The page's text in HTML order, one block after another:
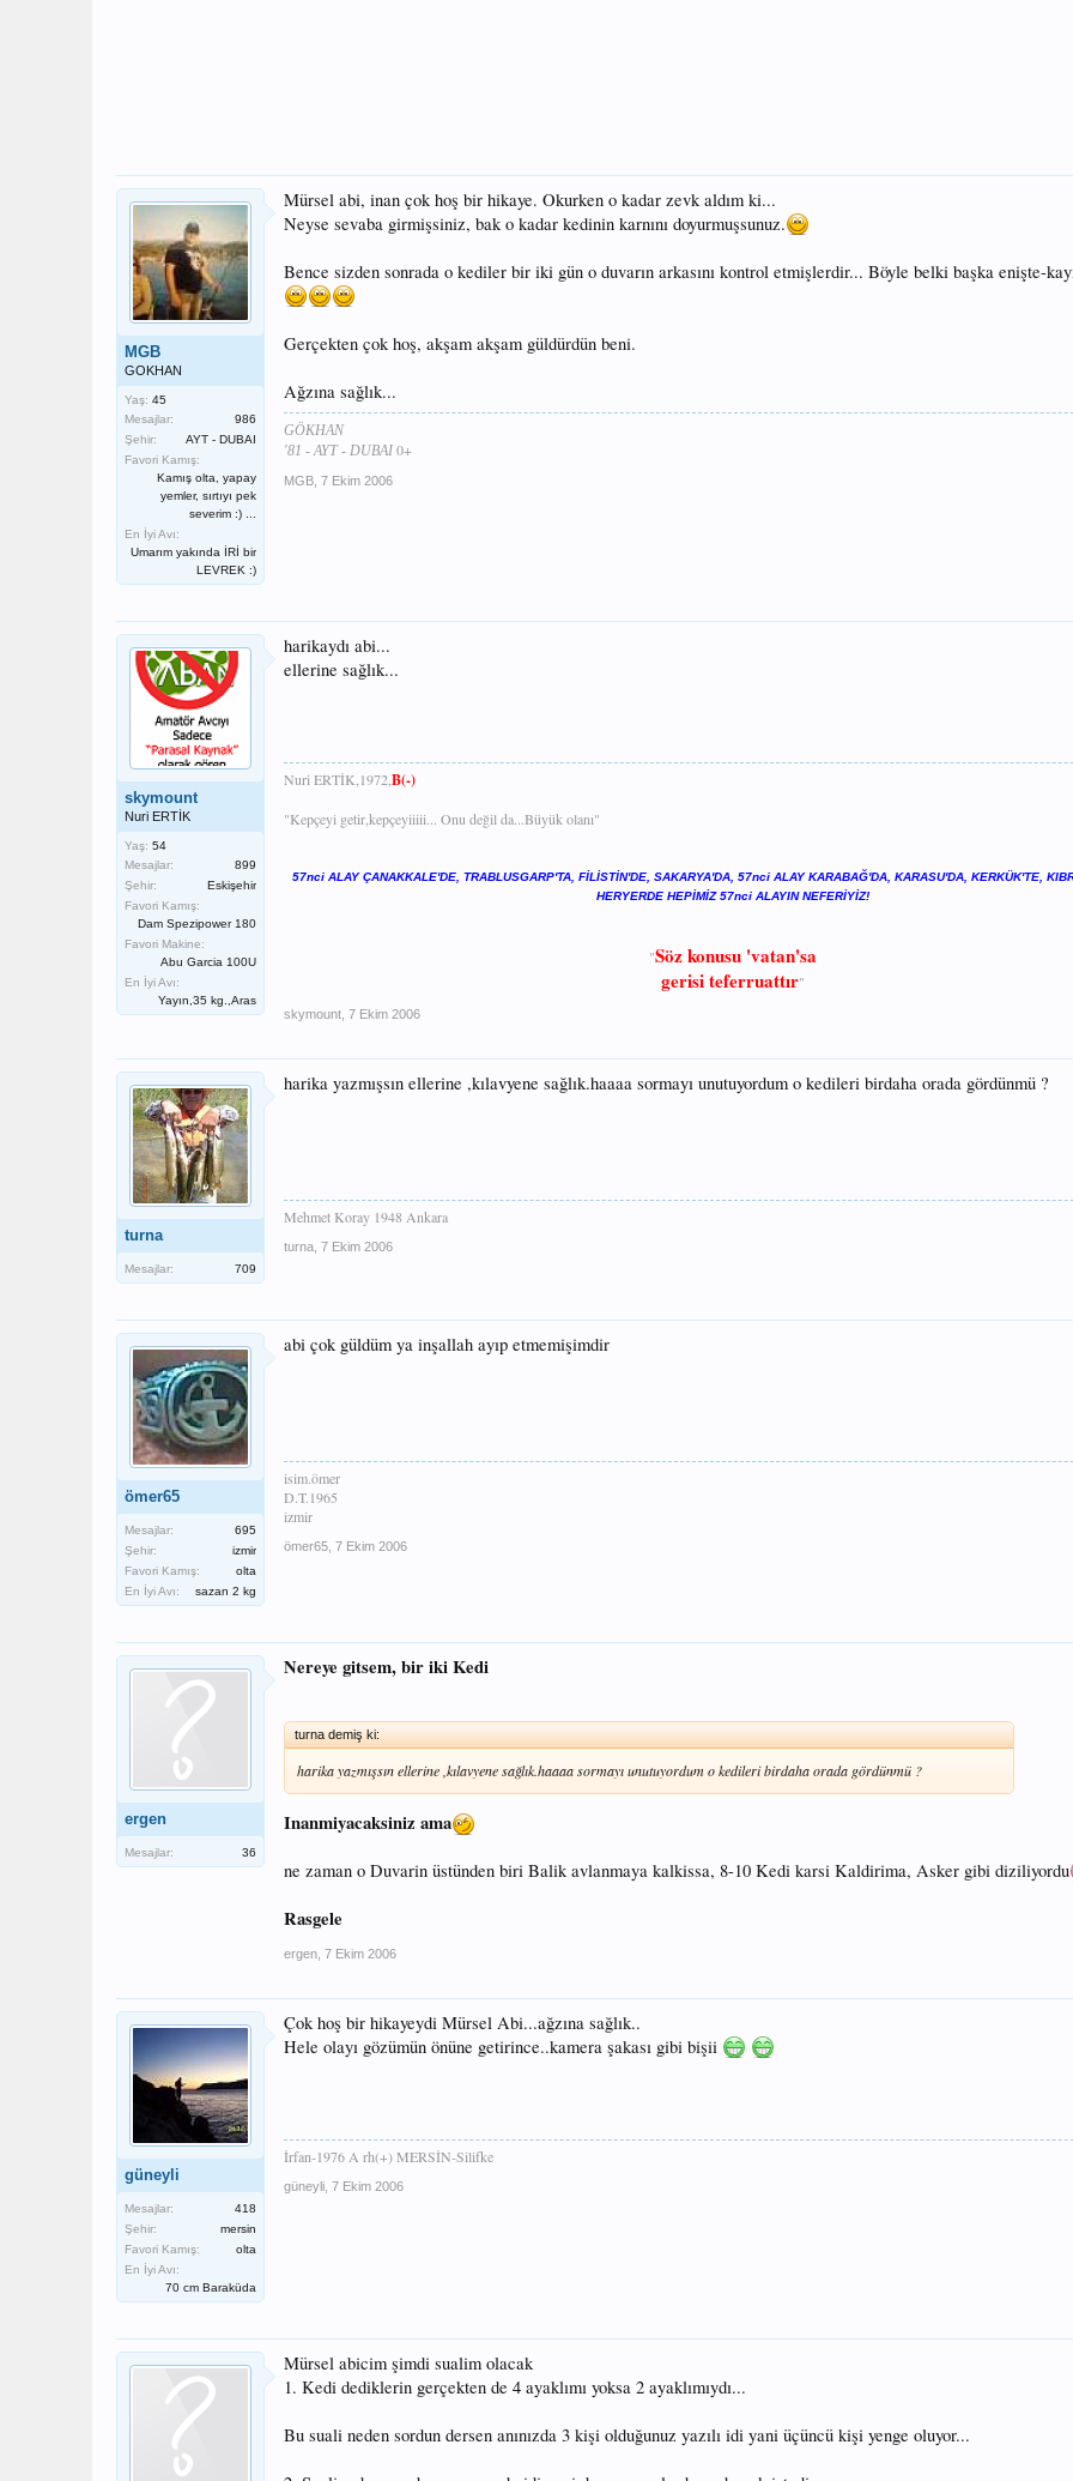
MGB
GOKHAN
Yaş: 45
Mesajlar:
986
Şehir:
AYT - DUBAI
Favori Kamış:
Kamış olta, yapay
yemler, sırtıyı pek
severim :) ...
En İyi Avı:
Umarım yakında İRİ bir
LEVREK :)
Mürsel abi, inan çok hoş bir hikaye. Okurken o kadar zevk aldım ki...
Neyse sevaba girmişsiniz, bak o kadar kedinin karnını doyurmuşsunuz.
Bence sizden sonrada o kediler bir iki gün o duvarın arkasını kontrol etmişlerdir... Böyle belki başka enişte-
Gerçekten çok hoş, akşam akşam güldürdün beni.
Ağzına sağlık...
GÖKHAN
'81 - AYT - DUBAI 0+
MGB 7 Ekim 2006
skymount
Nuri ERTİK
Yaş: 54
Mesajlar:
899
Şehir:
Eskişehir
Favori Kamış:
Dam Spezipower 180
Favori Makine:
Abu Garcia 100U
En İyi Avı:
Yayın,35 kg.,Aras
harikaydı abi...
ellerine sağlık...
Nuri ERTİK,1972, B(-)
"Kepçeyi getir,kepçeyiiiii... Onu değil da...Büyük olanı"
57nci ALAY ÇANAKKALE'DE, TRABLUSGARP'TA, FİLİSTİN'DE, SAKARYA'DA, 57nci ALAY KARABAĞ'DA, KARASU'DA, KERKÜK'TE,
HERYERDE HEPİMİZ 57nci ALAYIN NEFERİYİZ!
"Söz konusu 'vatan'sa
gerisi teferruattır"​
skymount 7 Ekim 2006
turna
Mesajlar: 709
harika yazmışsın ellerine ,kılavyene sağlık.haaaa sormayı unutuyordum o kedileri birdaha orada gördünmü ?
Mehmet Koray 1948 Ankara
turna 7 Ekim 2006
ömer65
Mesajlar:
695
Şehir:
izmir
Favori Kamış:
olta
En İyi Avı:
sazan 2 kg
abi çok güldüm ya inşallah ayıp etmemişimdir
isim.ömer
D.T.1965
izmir
ömer65 7 Ekim 2006
ergen
Mesajlar: 36
Nereye gitsem, bir iki Kedi
turna demiş ki:
harika yazmışsın ellerine ,kılavyene sağlık.haaaa sormayı unutuyordum o kedileri birdaha orada gördünmü ?
Inanmiyacaksiniz ama
ne zaman o Duvarin üstünden biri Balik avlanmaya kalkissa, 8-10 Kedi karsi Kaldirima, Asker gibi diziliyordu
Rasgele
ergen 7 Ekim 2006
güneyli
Mesajlar:
418
Şehir:
mersin
Favori Kamış:
olta
En İyi Avı:
70 cm Baraküda
Çok hoş bir hikayeydi Mürsel Abi...ağzına sağlık..
Hele olayı gözümün önüne getirince..kamera şakası gibi bişii
İrfan-1976 A rh(+) MERSİN-Silifke
güneyli 7 Ekim 2006
Mürsel abicim şimdi sualim olacak
1. Kedi dediklerin gerçekten de 4 ayaklımı yoksa 2 ayaklımıydı...
Bu suali neden sordun dersen anınızda 3 kişi olduğunuz yazılı idi yani üçüncü kişi yenge oluyor...